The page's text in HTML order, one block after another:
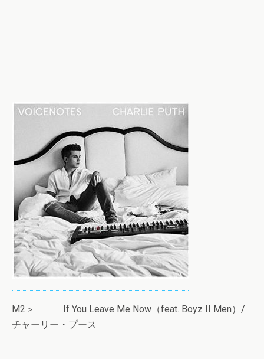
M2＞ If You Leave Me Now（feat. Boyz II Men）/
チャーリー・プース